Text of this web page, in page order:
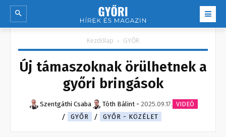
Kezdőlap GYŐR
Új támaszoknak örülhetnek a
győri bringások
Szentgáthi Csaba Tóth Bálint - 2025.09.17. VIDEÓ
GYŐR
GYŐR - KÖZÉLET